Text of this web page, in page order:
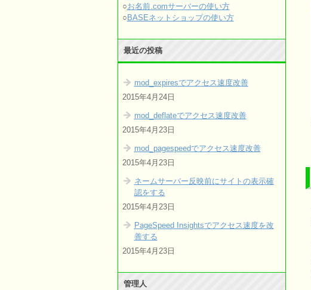
○お名前.comサーバーの使い方
○ BASEネットショップの使い方
最近の投稿
mod_expiresでアクセス速度改善
2015年4月24日
mod_deflateでアクセス速度改善
2015年4月23日
mod_pagespeedでアクセス速度改善
2015年4月23日
ネームサーバー反映前にサイトの表示確
認をする
2015年4月23日
PageSpeed Insightsでアクセス速度を改
善する
2015年4月23日
管理人